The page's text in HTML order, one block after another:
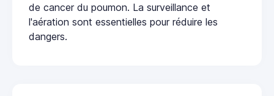
de cancer du poumon. La surveillance et
l'aération sont essentielles pour réduire les
dangers.